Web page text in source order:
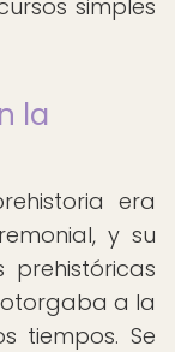
simples
la
era
y su
prehistóricas
a la
tiempos. Se